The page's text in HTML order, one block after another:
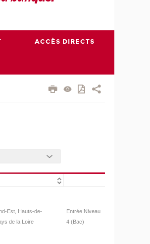
ACCÈS DIRECTS
Est, Hauts-de-
de la Loire
Entrée Niveau
4 (Bac)